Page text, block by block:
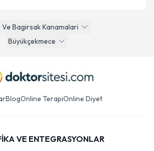
Ve Bagirsak Kanamalari
Büyükçekmece
BlogOnline TerapiOnline Diyet
VE ENTEGRASYONLAR